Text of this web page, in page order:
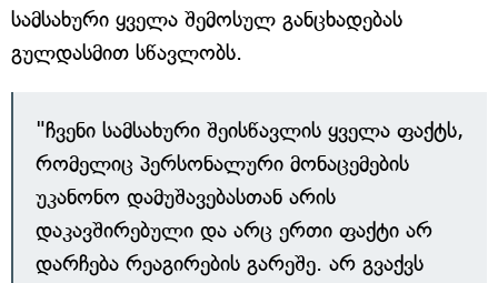
სამსახური ყველა შემოსულ განცხადებას
გულდასმით სწავლობს.
"ჩვენი სამსახური შეისწავლის ყველა ფაქტს,
რომელიც პერსონალური მონაცემების
უკანონო დამუშავებასთან არის
დაკავშირებული და არც ერთი ფაქტი არ
დარჩება რეაგირების გარეშე. არ გვაქვს